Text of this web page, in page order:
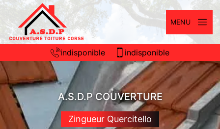
MENU
indisponible indisponible
A.S.D.P COUVERTURE
Zingueur Quercitello